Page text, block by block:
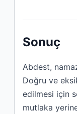
Sonuç
Abdest,
Doğru ve
edilmesi için
mutlaka